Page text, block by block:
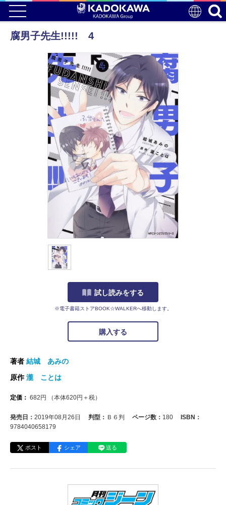
腐男子先生!!!!! 4
試し読みをする
※電子書籍ストアBOOK☆WALKERへ移動します。
購入する
著者 結城 あみの
原作瀧 ことは
定価： 682 円 （本体620円＋税）
発売日： 2019年08月26日 判型： Ｂ６判 ページ数： 180
ISBN：
9784040658179
ポスト シェア 送る